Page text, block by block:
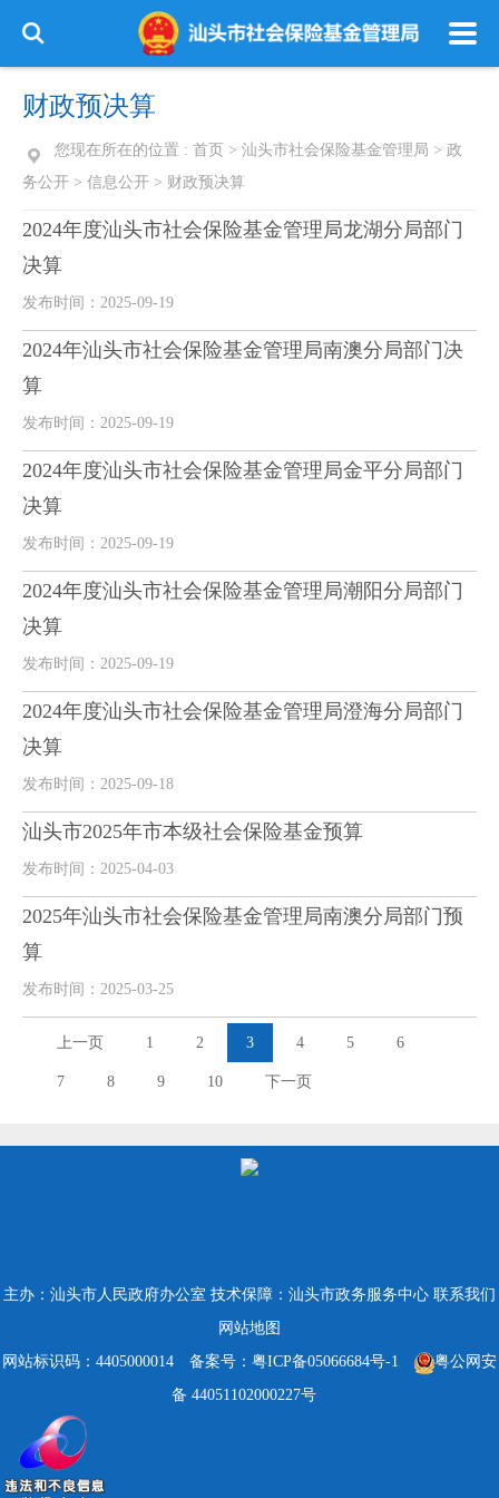
财政预决算
您现在所在的位置 : 首页 > 汕头市社会保险基金管理局 > 政
务公开 > 信息公开 > 财政预决算
2024年度汕头市社会保险基金管理局龙湖分局部门
决算
发布时间：2025-09-19
2024年汕头市社会保险基金管理局南澳分局部门决
算
发布时间：2025-09-19
2024年度汕头市社会保险基金管理局金平分局部门
决算
发布时间：2025-09-19
2024年度汕头市社会保险基金管理局潮阳分局部门
决算
发布时间：2025-09-19
2024年度汕头市社会保险基金管理局澄海分局部门
决算
发布时间：2025-09-18
汕头市2025年市本级社会保险基金预算
发布时间：2025-04-03
2025年汕头市社会保险基金管理局南澳分局部门预
算
发布时间：2025-03-25
上一页 1 2 3 4 5 6
7 8 9 10 下一页
主办：汕头市人民政府办公室 技术保障：汕头市政务服务中心 联系我们
网站地图
网站标识码：4405000014
备案号：粤ICP备05066684号-1
粤公网安
备 44051102000227号